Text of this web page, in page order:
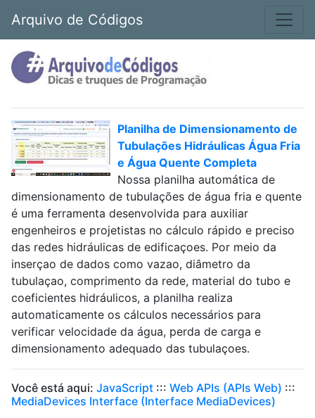
Arquivo de Códigos
Planilha de Dimensionamento de
Tubulações Hidráulicas Água Fria
e Água Quente Completa
Nossa planilha automática de
dimensionamento de tubulações de água fria e quente
é uma ferramenta desenvolvida para auxiliar
engenheiros e projetistas no cálculo rápido e preciso
das redes hidráulicas de edificaçoes. Por meio da
inserçao de dados como vazao, diâmetro da
tubulaçao, comprimento da rede, material do tubo e
coeficientes hidráulicos, a planilha realiza
automaticamente os cálculos necessários para
verificar velocidade da água, perda de carga e
dimensionamento adequado das tubulaçoes.
Você está aqui: JavaScript ::: Web APIs (APIs Web) :::
MediaDevices Interface (Interface MediaDevices)